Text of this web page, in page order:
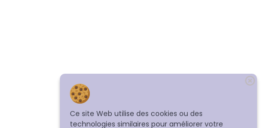
Ce site Web utilise des cookies ou des
technologies similaires pour améliorer votre